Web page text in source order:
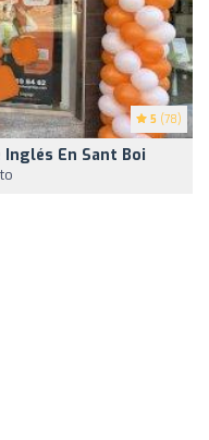
5 (78)
Inglés En Sant Boi